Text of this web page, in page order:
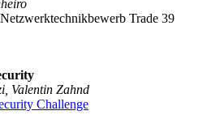
Trade 39
Valentin Zahnd
Challenge